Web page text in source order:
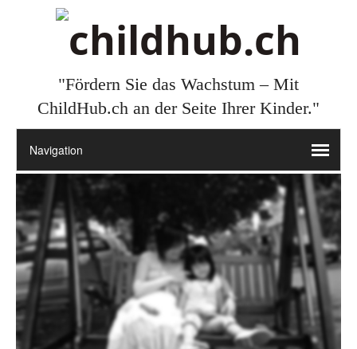
"Fördern Sie das Wachstum – Mit
ChildHub.ch an der Seite Ihrer Kinder."